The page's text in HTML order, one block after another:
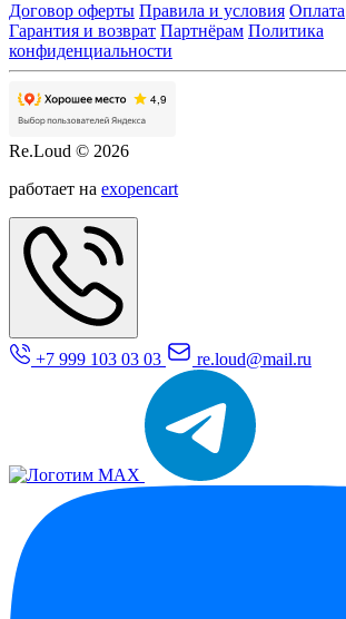
Договор оферты Правила и условия Оплата
Гарантия и возврат Партнёрам Политика
конфиденциальности
Re.Loud © 2026
работает на exopencart
+7 999 103 03 03 re.loud@mail.ru